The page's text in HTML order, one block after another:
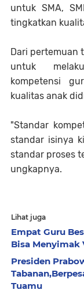
untuk SMA,
tingkatkan
Dari pertemuan
untuk
kompetensi
kualitas anak
"Standar
standar isinya
standar proses
ungkapnya.
Lihat juga
Empat Guru
Bisa Menyimak
Presiden
Tuamu